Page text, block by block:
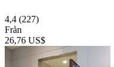
4,4 (227)
Från
26,76 US$